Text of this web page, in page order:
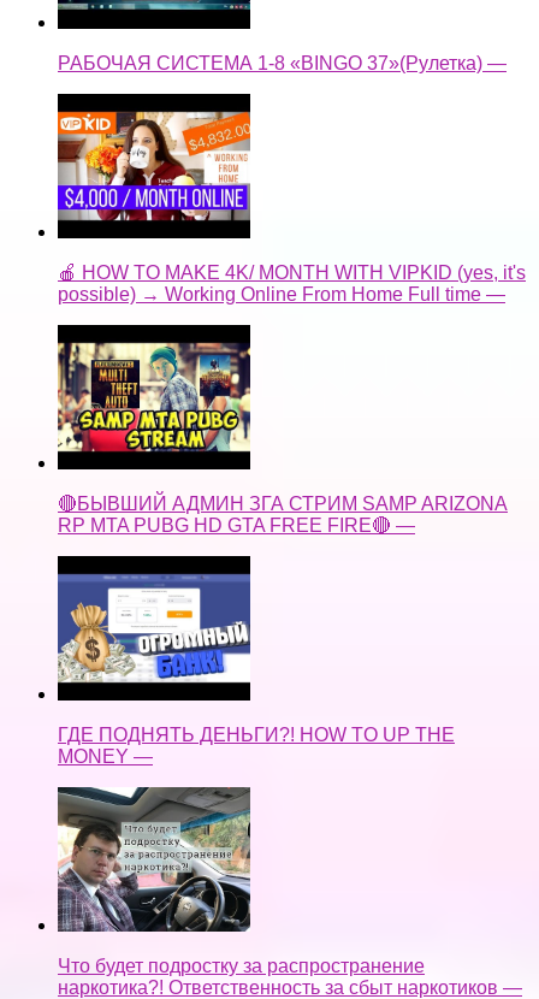
РАБОЧАЯ СИСТЕМА 1-8 «BINGO 37»(Рулетка) —
🍎 HOW TO MAKE 4K/ MONTH WITH VIPKID (yes, it's
possible) → Working Online From Home Full time —
🔴БЫВШИЙ АДМИН ЗГА СТРИМ SAMP ARIZONA
RP MTA PUBG HD GTA FREE FIRE🔴 —
ГДЕ ПОДНЯТЬ ДЕНЬГИ?! HOW TO UP THE
MONEY —
Что будет подростку за распространение
наркотика?! Ответственность за сбыт наркотиков —